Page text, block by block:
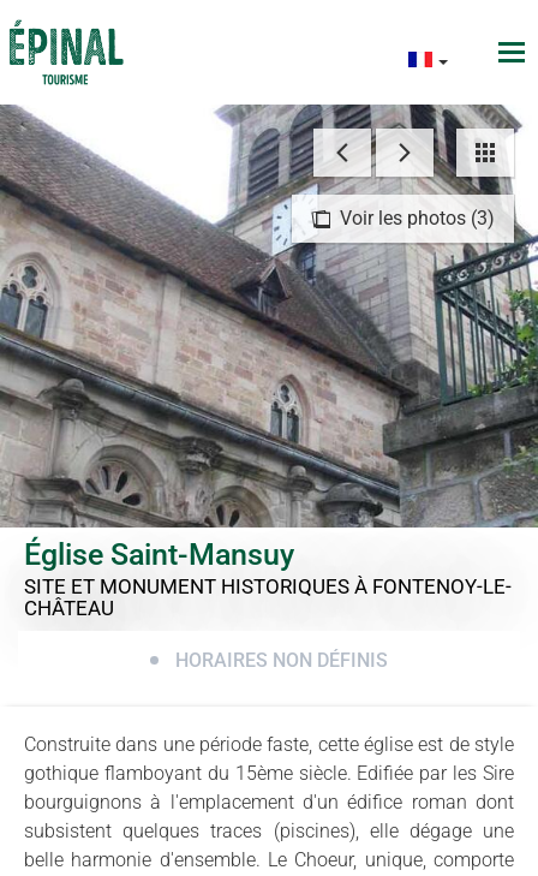
Voir les photos (3)
Église Saint-Mansuy
SITE ET MONUMENT HISTORIQUES À FONTENOY-LE-
CHÂTEAU
HORAIRES NON DÉFINIS
Construite dans une période faste, cette église est de style
gothique flamboyant du 15ème siècle. Edifiée par les Sire
bourguignons à l'emplacement d'un édifice roman dont
subsistent quelques traces (piscines), elle dégage une
belle harmonie d'ensemble. Le Choeur, unique, comporte